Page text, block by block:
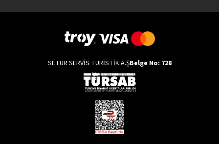
SETUR SERVİS TURİSTİK A.ŞBelge No: 728